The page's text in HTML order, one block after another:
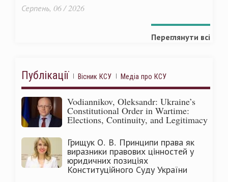
Серпень, 06 / 2026
Переглянути всі
Публікації Вісник КСУ Медіа про КСУ
Vodiannikov, Oleksandr: Ukraine’s
Constitutional Order in Wartime:
Elections, Continuity, and Legitimacy
Грищук О. В. Принципи права як
виразники правових цінностей у
юридичних позиціях
Конституційного Суду України